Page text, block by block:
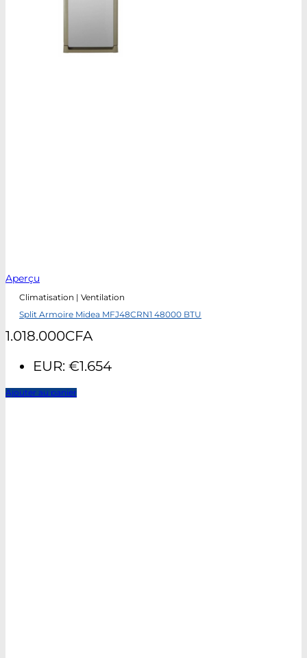
Aperçu
Climatisation | Ventilation
Split Armoire Midea MFJ48CRN1 48000 BTU
1.018.000CFA
EUR: €1.654
Ajouter au panier